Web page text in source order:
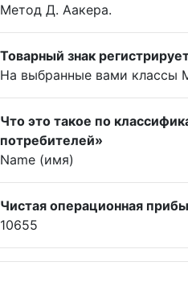
Метод Д. Аакера.
Товарный знак
На выбранные вами классы
Что это такое по
потребителей»
Name (имя)
Чистая операционная
10655